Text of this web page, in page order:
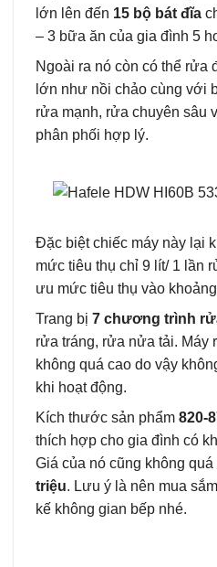
lớn lên đến 15 bộ bát đĩa
– 3 bữa ăn của gia đình 5
Ngoài ra nó còn có thể rửa
lớn như nồi chảo cùng với
rửa mạnh, rửa chuyên
phân phối hợp lý.
Đặc biệt chiếc máy này lại
mức tiêu thụ chỉ 9 lít/ 1 lần
ưu mức tiêu thụ vào
Trang bị 7 chương trình
rửa tráng, rửa nửa tải. Máy
không quá cao do vậy
khi hoạt động.
Kích thước sản phẩm 820-
thích hợp cho gia đình có
Giá của nó cũng không
triệu. Lưu ý là nên mua
kế không gian bếp nhé.